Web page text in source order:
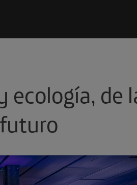
ecología, de